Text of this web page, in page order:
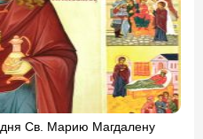
Св. Марию Магдалену